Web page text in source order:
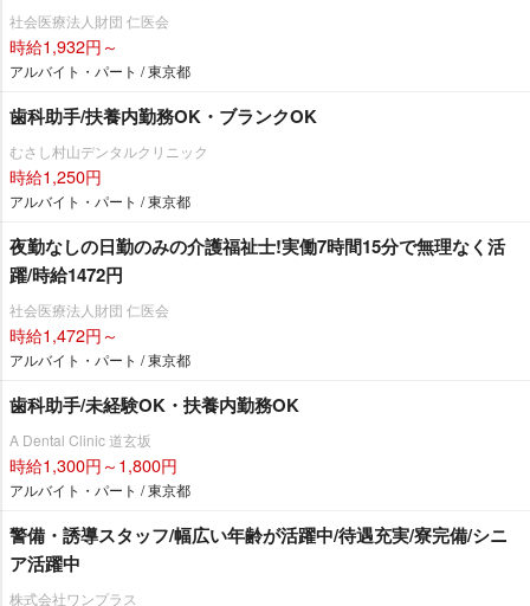
社会医療法人財団 仁医会
時給1,932円～
アルバイト・パート / 東京都
歯科助手/扶養内勤務OK・ブランクOK
むさし村山デンタルクリニック
時給1,250円
アルバイト・パート / 東京都
夜勤なしの日勤のみの介護福祉士!実働7時間15分で無理なく活
躍/時給1472円
社会医療法人財団 仁医会
時給1,472円～
アルバイト・パート / 東京都
歯科助手/未経験OK・扶養内勤務OK
A Dental Clinic 道玄坂
時給1,300円～1,800円
アルバイト・パート / 東京都
警備・誘導スタッフ/幅広い年齢が活躍中/待遇充実/寮完備/シニ
ア活躍中
株式会社ワンプラス